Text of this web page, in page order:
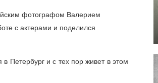
фотографом Валерием
с актерами и поделился
Петербург и с тех пор живет в этом